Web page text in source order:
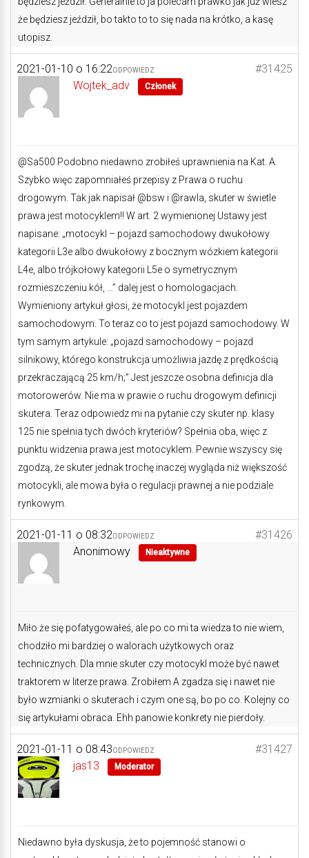
że będziesz jeździł, bo takto to to się nada na krótko, a kasę
utopisz.
2021-01-10 o 16:22 #31425
ODPOWIEDZ
Wojtek_adv Członek
@Sa500 Podobno niedawno zrobiłeś uprawnienia na Kat. A.
Szybko więc zapomniałeś przepisy z Prawa o ruchu
drogowym. Tak jak napisał @bsw i @rawla, skuter w świetle
prawa jest motocyklem!! W art. 2 wymienionej Ustawy jest
napisane: „motocykl – pojazd samochodowy dwukołowy
kategorii L3e albo dwukołowy z bocznym wózkiem kategorii
L4e, albo trójkołowy kategorii L5e o symetrycznym
rozmieszczeniu kół, …” dalej jest o homologacjach.
Wymieniony artykuł głosi, że motocykl jest pojazdem
samochodowym. To teraz co to jest pojazd samochodowy. W
tym samym artykule: „pojazd samochodowy – pojazd
silnikowy, którego konstrukcja umożliwia jazdę z prędkością
przekraczającą 25 km/h;” Jest jeszcze osobna definicja dla
motorowerów. Nie ma w prawie o ruchu drogowym definicji
skutera. Teraz odpowiedz mi na pytanie czy skuter np. klasy
125 nie spełnia tych dwóch kryteriów? Spełnia oba, więc z
punktu widzenia prawa jest motocyklem. Pewnie wszyscy się
zgodzą, że skuter jednak trochę inaczej wygląda niż większość
motocykli, ale mowa była o regulacji prawnej a nie podziale
rynkowym.
2021-01-11 o 08:32 #31426
ODPOWIEDZ
Anonimowy Nieaktywne
Miło że się pofatygowałeś, ale po co mi ta wiedza to nie wiem,
chodziło mi bardziej o walorach użytkowych oraz
technicznych. Dla mnie skuter czy motocykl może być nawet
traktorem w literze prawa. Zrobiłem A zgadza się i nawet nie
było wzmianki o skuterach i czym one są, bo po co. Kolejny co
się artykułami obraca. Ehh panowie konkrety nie pierdoły.
2021-01-11 o 08:43 #31427
ODPOWIEDZ
jas13 Moderator
Niedawno była dyskusja, że to pojemność stanowi o